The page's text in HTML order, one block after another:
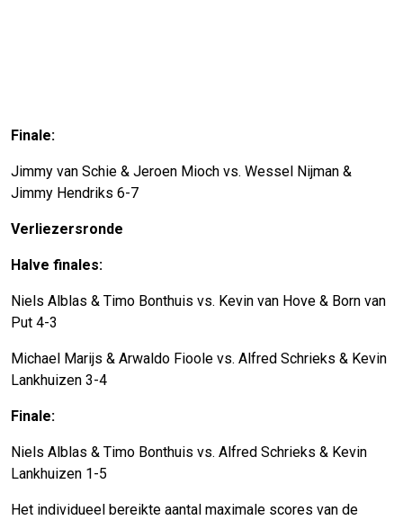
Finale:
Jimmy van Schie & Jeroen Mioch vs. Wessel Nijman &
Jimmy Hendriks 6-7
Verliezersronde
Halve finales:
Niels Alblas & Timo Bonthuis vs. Kevin van Hove & Born van
Put 4-3
Michael Marijs & Arwaldo Fioole vs. Alfred Schrieks & Kevin
Lankhuizen 3-4
Finale:
Niels Alblas & Timo Bonthuis vs. Alfred Schrieks & Kevin
Lankhuizen 1-5
Het individueel bereikte aantal maximale scores van de